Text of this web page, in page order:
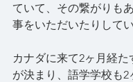
ていて、その繋がりも
事をいただいたりしてい
カナダに来て2ヶ月経
が決まり、語学学校も2